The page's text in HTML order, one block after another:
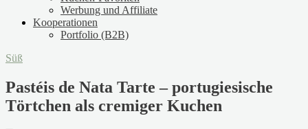
Werbung und Affiliate
Kooperationen
Portfolio (B2B)
Süß
Pastéis de Nata Tarte – portugiesische
Törtchen als cremiger Kuchen